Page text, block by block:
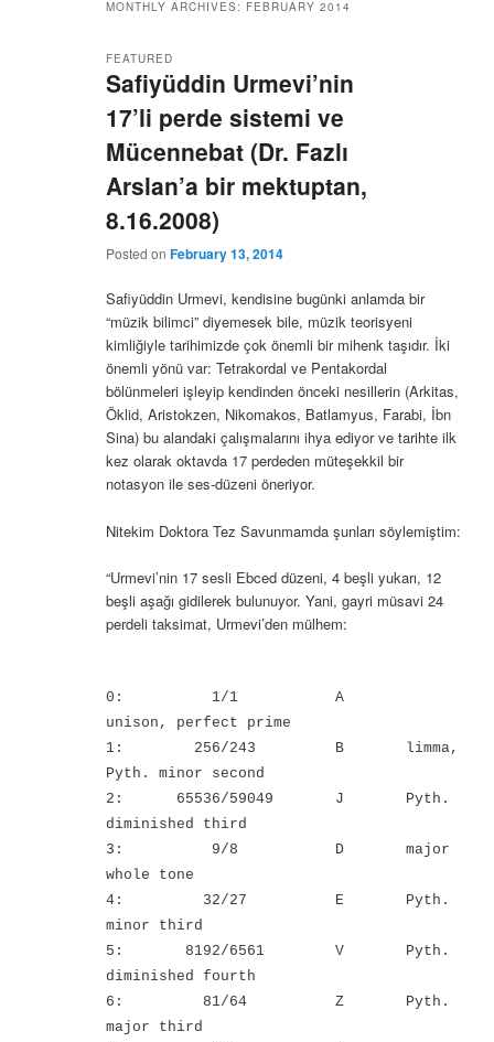
MONTHLY ARCHIVES: FEBRUARY 2014
Safiyüddin Urmevi’nin
17’li perde sistemi ve
Mücennebat (Dr. Fazlı
Arslan’a bir mektuptan,
8.16.2008)
FEATURED
Posted onFebruary 13, 2014
Safiyüddin Urmevi, kendisine bugünki anlamda bir
“müzik bilimci” diyemesek bile, müzik teorisyeni
kimliğiyle tarihimizde çok önemli bir mihenk taşıdır. İki
önemli yönü var: Tetrakordal ve Pentakordal
bölünmeleri işleyip kendinden önceki nesillerin (Arkitas,
Öklid, Aristokzen, Nikomakos, Batlamyus, Farabi, İbn
Sina) bu alandaki çalışmalarını ihya ediyor ve tarihte ilk
kez olarak oktavda 17 perdeden müteşekkil bir
notasyon ile ses-düzeni öneriyor.
Nitekim Doktora Tez Savunmamda şunları söylemiştim:
“Urmevi’nin 17 sesli Ebced düzeni, 4 beşli yukarı, 12
beşli aşağı gidilerek bulunuyor. Yani, gayri müsavi 24
perdeli taksimat, Urmevi’den mülhem:
0: 1/1 A
unison, perfect prime
1: 256/243 B limma,
Pyth. minor second
2: 65536/59049 J Pyth.
diminished third
3: 9/8 D major
whole tone
4: 32/27 E Pyth.
minor third
5: 8192/6561 V Pyth.
diminished fourth
6: 81/64 Z Pyth.
major third